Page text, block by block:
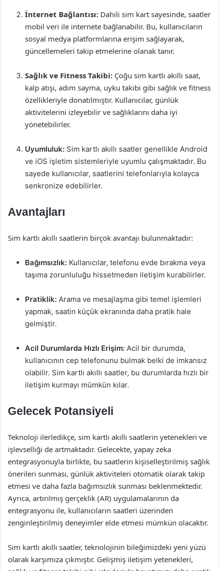
İnternet Bağlantısı: Dahili sim kart sayesinde, saatler
mobil veri ile internete bağlanabilir. Bu, kullanıcıların
sosyal medya platformlarına erişim sağlayarak,
güncellemeleri takip etmelerine olanak tanır.
Sağlık ve Fitness Takibi: Çoğu sim kartlı akıllı saat,
kalp atışı, adım sayma, uyku takibi gibi sağlık ve fitness
özellikleriyle donatılmıştır. Kullanıcılar, günlük
aktivitelerini izleyebilir ve sağlıklarını daha iyi
yönetebilirler.
Uyumluluk: Sim kartlı akıllı saatler genellikle Android
ve iOS işletim sistemleriyle uyumlu çalışmaktadır. Bu
sayede kullanıcılar, saatlerini telefonlarıyla kolayca
senkronize edebilirler.
Avantajları
Sim kartlı akıllı saatlerin birçok avantajı bulunmaktadır:
Bağımsızlık: Kullanıcılar, telefonu evde bırakma veya
taşıma zorunluluğu hissetmeden iletişim kurabilirler.
Pratiklik: Arama ve mesajlaşma gibi temel işlemleri
yapmak, saatin küçük ekranında daha pratik hale
gelmiştir.
Acil Durumlarda Hızlı Erişim: Acil bir durumda,
kullanıcının cep telefonunu bulmak belki de imkansız
olabilir. Sim kartlı akıllı saatler, bu durumlarda hızlı bir
iletişim kurmayı mümkün kılar.
Gelecek Potansiyeli
Teknoloji ilerledikçe, sim kartlı akıllı saatlerin yetenekleri ve
işlevselliği de artmaktadır. Gelecekte, yapay zeka
entegrasyonuyla birlikte, bu saatlerin kişiselleştirilmiş sağlık
önerileri sunması, günlük aktiviteleri otomatik olarak takip
etmesi ve daha fazla bağımsızlık sunması beklenmektedir.
Ayrıca, artırılmış gerçeklik (AR) uygulamalarının da
entegrasyonu ile, kullanıcıların saatleri üzerinden
zenginleştirilmiş deneyimler elde etmesi mümkün olacaktır.
Sim kartlı akıllı saatler, teknolojinin bileğimizdeki yeni yüzü
olarak karşımıza çıkmıştır. Gelişmiş iletişim yetenekleri,